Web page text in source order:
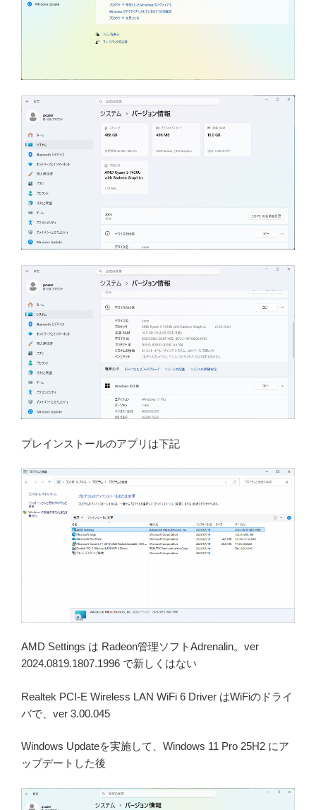
プレインストールのアプリは下記
AMD Settings は Radeon管理ソフトAdrenalin。ver
2024.0819.1807.1996 で新しくはない
Realtek PCI-E Wireless LAN WiFi 6 Driver はWiFiのドライ
バで、ver 3.00.045
Windows Updateを実施して、Windows 11 Pro 25H2 にア
ップデートした後